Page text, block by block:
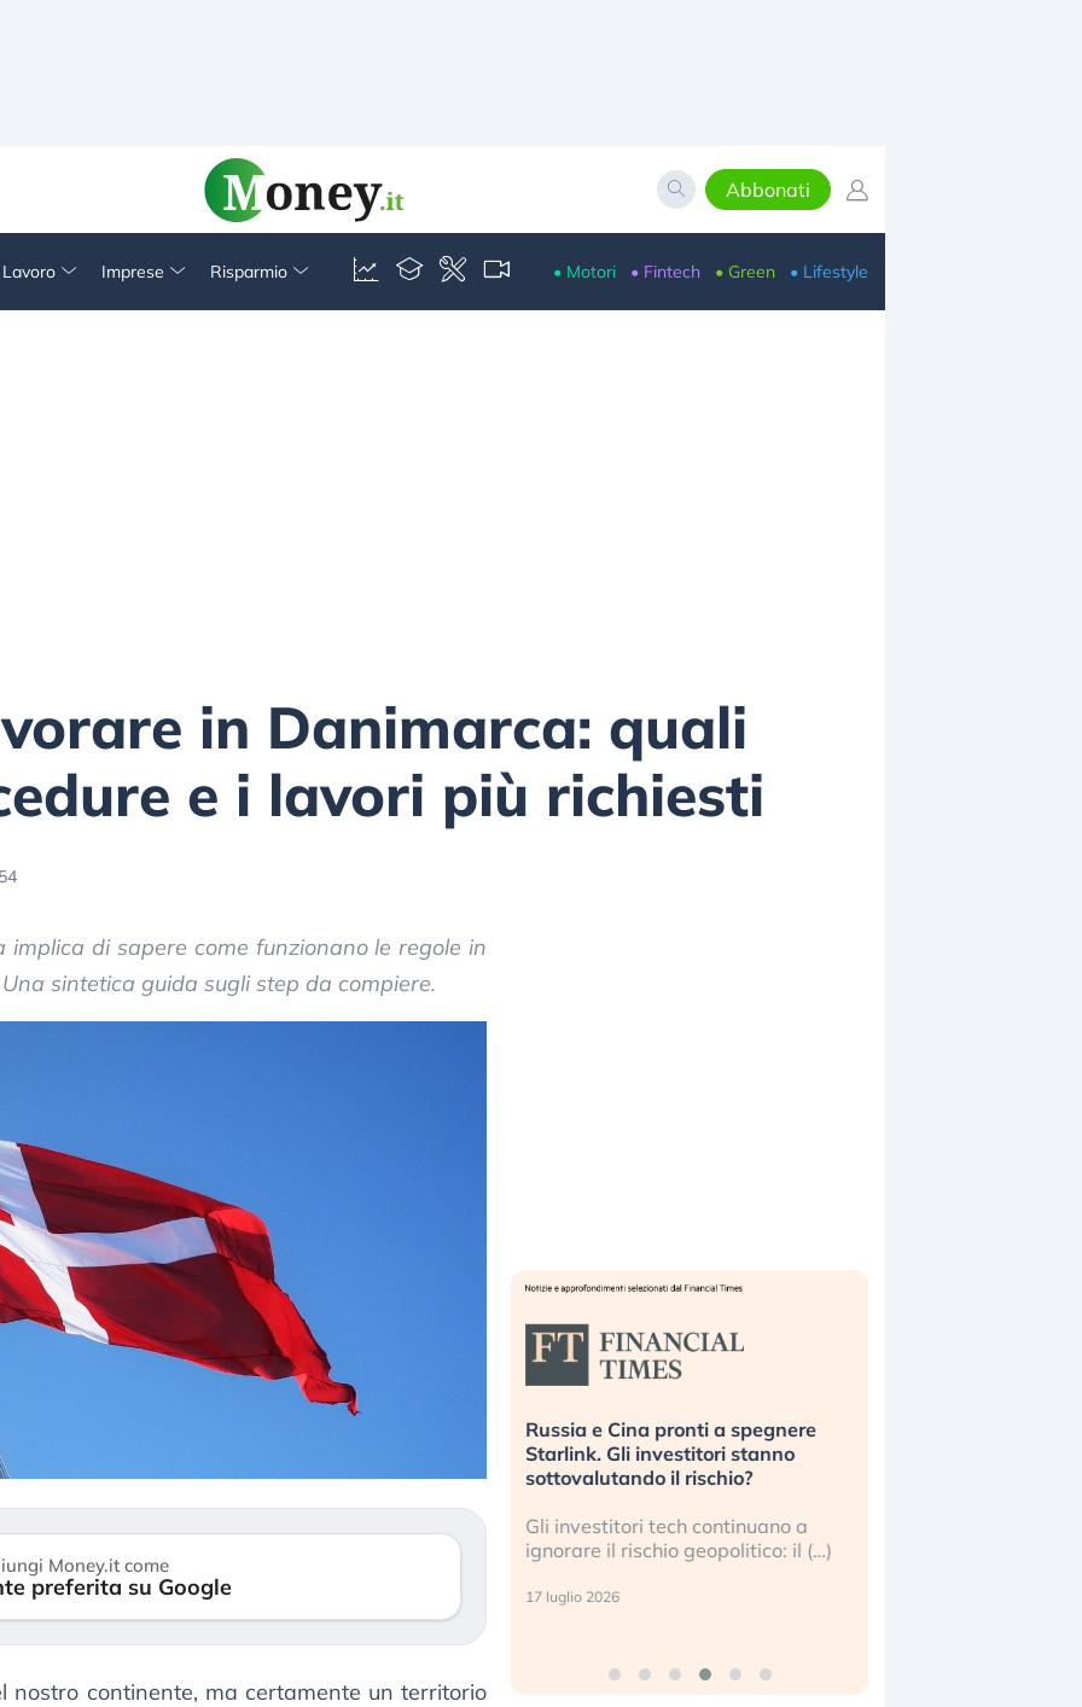
Abbonati
Imprese Risparmio • Motori • Fintech • Green • Lifestyle
in Danimarca: quali
e i lavori più richiesti
di sapere come funzionano le regole in
sintetica guida sugli step da compiere.
Money.it come
preferita su Google
nostro continente, ma certamente un territorio
Investitori
lo scoppio
ripetendo gli errori del 2008?
sempre più sganciata dall’economia
reale. (…)
24 luglio 2026
Russia e Cina pronti a spegnere
Starlink. Gli investitori stanno
sottovalutando il rischio?
Gli investitori tech continuano a
ignorare il rischio geopolitico: il (…)
17 luglio 2026